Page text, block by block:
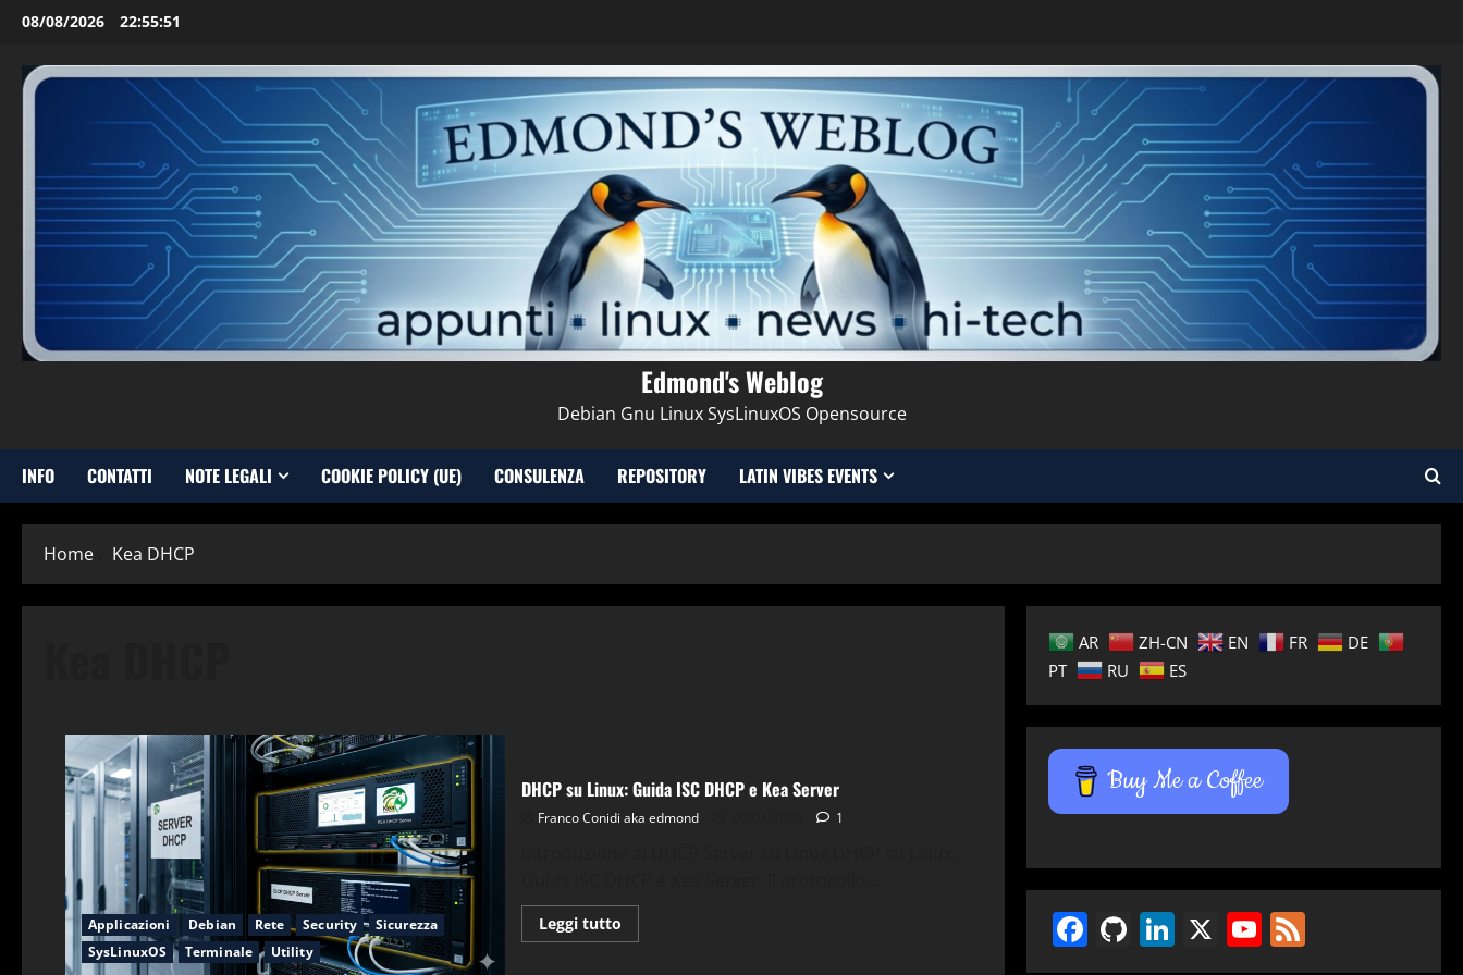
Vai
contenuto
08/08/2026 22:55:52
Edmond's Weblog
Debian Gnu Linux SysLinuxOS Opensource
INFO CONTATTI NOTE LEGALI COOKIE POLICY (UE) CONSULENZA REPOSITORY LATIN VIBES EVENTS
Home Kea DHCP
Applicazioni Debian Rete Security
Sicurezza
SysLinuxOS
Terminale Utility
DHCP su Linux: Guida ISC DHCP e Kea Server
Franco Conidi aka edmond 1
Leggi tuttoLeggi
di
AR ZH-CN EN FR
DE
PT
RU ES
Buy Me a Coffee
Facebook
GitHub
LinkedIn
X YouTube
Feed